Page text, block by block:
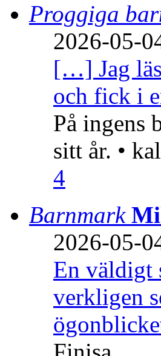
Proggiga
2026-05-
[…] Jag
och fick i
På ingens
sitt år. •
4
Barnmark
2026-05-
En väldigt
verkligen